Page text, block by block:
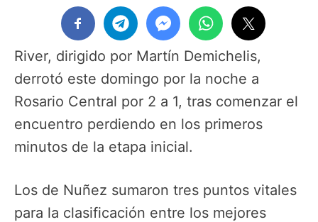
River, dirigido por Martín Demichelis,
derrotó este domingo por la noche a
Rosario Central por 2 a 1, tras comenzar el
encuentro perdiendo en los primeros
minutos de la etapa inicial.
Los de Nuñez sumaron tres puntos vitales
para la clasificación entre los mejores